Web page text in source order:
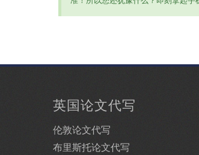
英国论文代写
伦敦论文代写
布里斯托论文代写